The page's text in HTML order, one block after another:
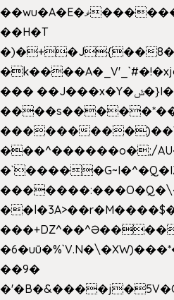
��wu�A�E�ޥ������ǿ������m��d�C��9��e�D��1�2�/
��H�T
�)�+�J{��
��� ��J���x�Y�ݜ�}I�i�;CL}%�.�a�/
������
���^������o�;/
��9�